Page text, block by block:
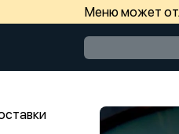
Меню может